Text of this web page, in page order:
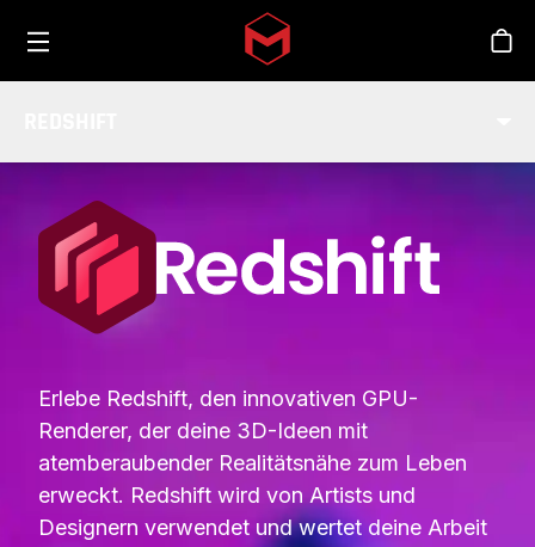
Skip to main content
Erlebe Redshift, den innovativen GPU-
Renderer, der deine 3D-Ideen mit
atemberaubender Realitätsnähe zum Leben
erweckt. Redshift wird von Artists und
Designern verwendet und wertet deine Arbeit